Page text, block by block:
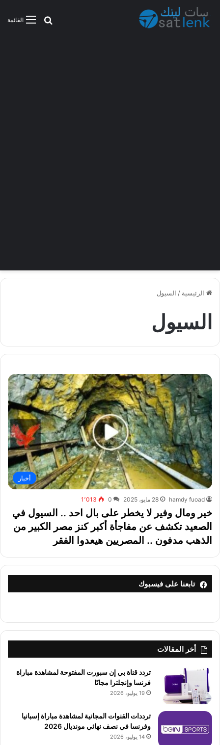
القائمةبحث عن
الرئيسية / السيول
السيول
أخبار
hamdy fuoad 28 مايو، 2025 0 1٬013
خير ومال وفير لا يخطر على بال احد .. السيول في
الصعيد تكشف عن مفاجأة أكبر كنز مصر الكبير من
الذهب مدفون .. المصريين هيعدوا الفقر
تابعنا على فيسبوك
أخر المقالات
تردد قناة بي إن سبورت المفتوحة لمشاهدة مباراة
فرنسا وإنجلترا مجانًا
19 يوليو، 2026
ترددات القنوات المجانية لمشاهدة مباراة إسبانيا
وفرنسا في نصف نهائي مونديال 2026
14 يوليو، 2026